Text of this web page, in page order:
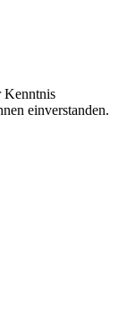
Kenntnis
einverstanden.